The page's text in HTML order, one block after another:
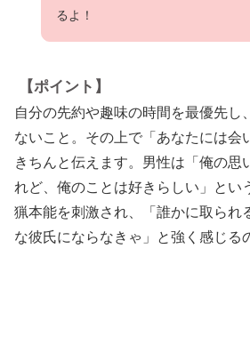
るよ！
【ポイント】
自分の先約や趣味の時間を最優先し
ないこと。その上で「あなたには会
きちんと伝えます。男性は「俺の思
れど、俺のことは好きらしい」とい
猟本能を刺激され、「誰かに取られ
な彼氏にならなきゃ」と強く感じる